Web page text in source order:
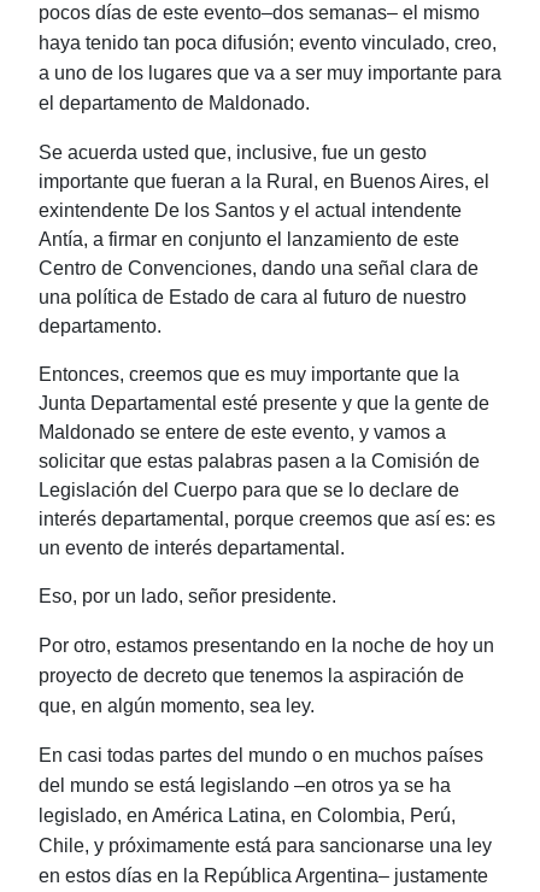
pocos días de este evento‒dos semanas‒ el mismo
haya tenido tan poca difusión; evento vinculado, creo,
a uno de los lugares que va a ser muy importante para
el departamento de Maldonado.
Se acuerda usted que, inclusive, fue un gesto
importante que fueran a la Rural, en Buenos Aires, el
exintendente De los Santos y el actual intendente
Antía, a firmar en conjunto el lanzamiento de este
Centro de Convenciones, dando una señal clara de
una política de Estado de cara al futuro de nuestro
departamento.
Entonces, creemos que es muy importante que la
Junta Departamental esté presente y que la gente de
Maldonado se entere de este evento, y vamos a
solicitar que estas palabras pasen a la Comisión de
Legislación del Cuerpo para que se lo declare de
interés departamental, porque creemos que así es: es
un evento de interés departamental.
Eso, por un lado, señor presidente.
Por otro, estamos presentando en la noche de hoy un
proyecto de decreto que tenemos la aspiración de
que, en algún momento, sea ley.
En casi todas partes del mundo o en muchos países
del mundo se está legislando ‒en otros ya se ha
legislado, en América Latina, en Colombia, Perú,
Chile, y próximamente está para sancionarse una ley
en estos días en la República Argentina‒ justamente